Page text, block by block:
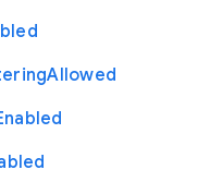
Allowed